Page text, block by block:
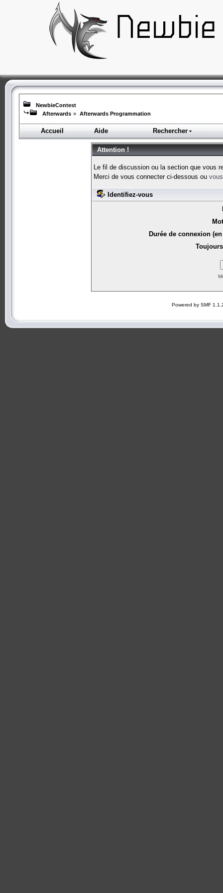
NewbieContest
Afterwards » Afterwards Programmation
Accueil Aide Rechercher
Attention !
Le fil de discussion ou la section que vous
Merci de vous connecter ci-dessous ou
Identifiez-vous
Durée de connexion
Powered by SMF